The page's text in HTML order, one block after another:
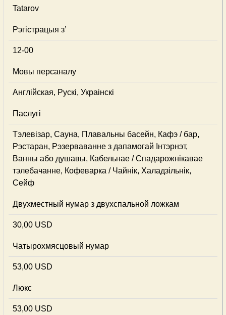
Tatarov
Рэгістрацыя з’
12-00
Мовы персаналу
Англійская, Рускі, Украінскі
Паслугі
Тэлевізар, Сауна, Плавальны басейн, Кафэ / бар,
Рэстаран, Рэзерваванне з дапамогай Інтэрнэт,
Ванны або душавы, Кабельнае / Спадарожнiкавае
тэлебачанне, Кофеварка / Чайнік, Халадзільнік,
Сейф
Двухместный нумар з двухспальной ложкам
30,00 USD
Чатырохмясцовый нумар
53,00 USD
Люкс
53,00 USD